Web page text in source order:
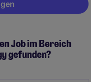
Job im Bereich
gefunden?